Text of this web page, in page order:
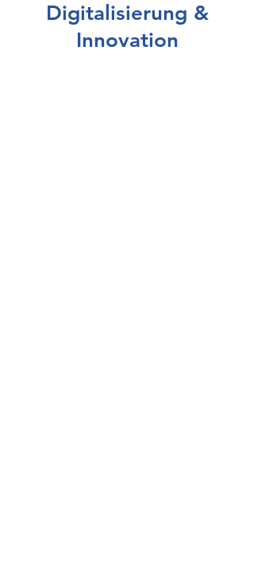
Digitalisierung &
Innovation